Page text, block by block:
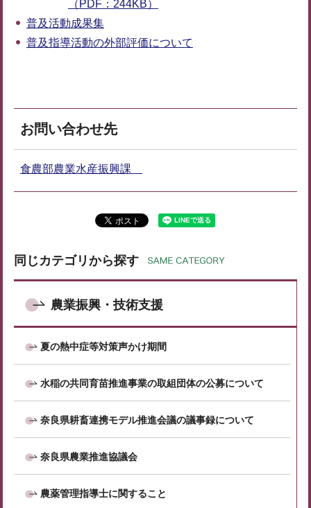
（PDF：244KB）
普及活動成果集
普及指導活動の外部評価について
お問い合わせ先
食農部農業水産振興課
同じカテゴリから探す
農業振興・技術支援
夏の熱中症等対策声かけ期間
水稲の共同育苗推進事業の取組団体の公募について
奈良県耕畜連携モデル推進会議の議事録について
奈良県農業推進協議会
農薬管理指導士に関すること